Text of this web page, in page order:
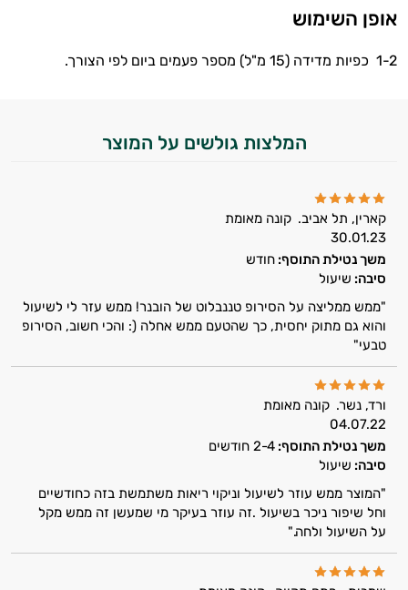
אופן השימוש
1-2 כפיות מדידה (15 מ"ל) מספר פעמים ביום לפי הצורך.
המלצות גולשים על המוצר
קארין, תל אביב. קונה מאומת
30.01.23
משך נטילת התוסף: חודש
סיבה: שיעול
"ממש ממליצה על הסירופ טננבלוט של הובנר! ממש עזר לי לשיעול
והוא גם מתוק יחסית, כך שהטעם ממש אחלה (: והכי חשוב, הסירופ
טבעי"
ורד, נשר. קונה מאומת
04.07.22
משך נטילת התוסף: 2-4 חודשים
סיבה: שיעול
"המוצר ממש עוזר לשיעול וניקוי ריאות משתמשת בזה כחודשיים
וחל שיפור ניכר בשיעול .זה עוזר בעיקר מי שמעשן זה ממש מקל
על השיעול ולחה."